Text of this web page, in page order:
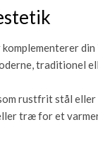
traditionel
rustfrit stål eller
træ for et